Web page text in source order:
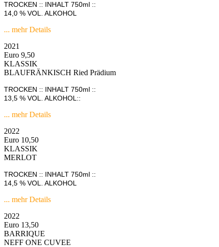
TROCKEN :: INHALT 750ml ::
14,0 % VOL. ALKOHOL
... mehr Details
2021
Euro 9,50
KLASSIK
BLAUFRÄNKISCH Ried Prädium
TROCKEN :: INHALT 750ml ::
13,5 % VOL. ALKOHOL::
... mehr Details
2022
Euro 10,50
KLASSIK
MERLOT
TROCKEN :: INHALT 750ml ::
14,5 % VOL. ALKOHOL
... mehr Details
2022
Euro 13,50
BARRIQUE
NEFF ONE CUVEE